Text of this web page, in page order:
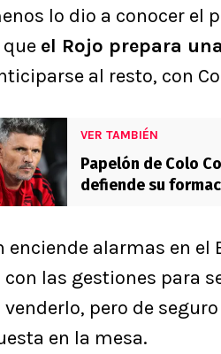
lo dio a conocer el
el Rojo prepara
al resto, con
VER TAMBIÉN
Papelón de Colo
defiende su
enciende alarmas en
las gestiones para
pero de
en la mesa.